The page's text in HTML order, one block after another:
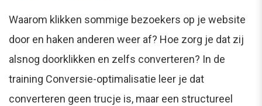
Waarom klikken sommige bezoekers op je website
door en haken anderen weer af? Hoe zorg je dat zij
alsnog doorklikken en zelfs converteren? In de
training Conversie-optimalisatie leer je dat
converteren geen trucje is, maar een structureel